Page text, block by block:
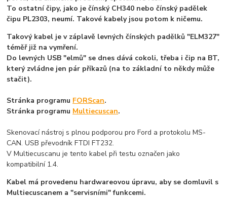
To ostatní čipy, jako je čínský CH340 nebo čínský padělek
čipu PL2303, neumí. Takové kabely jsou potom k ničemu.
Takový kabel je v záplavě levných čínských padělků "ELM327"
téměř již na vymření.
Do levných USB "elmů" se dnes dává cokoli, třeba i čip na BT,
který zvládne jen pár příkazů (na to základní to někdy může
stačit).
Stránka programu FORScan.
Stránka programu Multiecuscan.
Skenovací nástroj s plnou podporou pro Ford a protokolu MS-
CAN. USB převodník FTDI FT232.
V Multiecuscanu je tento kabel při testu označen jako
kompatibilní 1.4.
Kabel má provedenu hardwareovou úpravu, aby se domluvil s
Multiecuscanem a "servisními" funkcemi.